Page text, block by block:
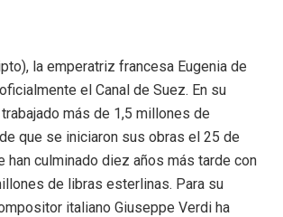
la emperatriz francesa Eugenia de
el Canal de Suez. En su
más de 1,5 millones de
que se iniciaron sus obras el 25 de
han culminado diez años más tarde con
de libras esterlinas. Para su
italiano Giuseppe Verdi ha